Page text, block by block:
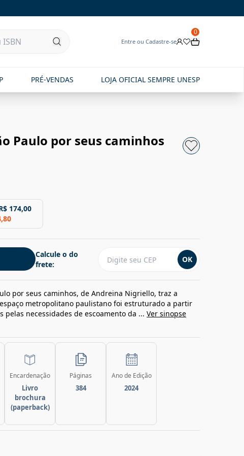
Entre ou Cadastre-se
0
PRÉ-VENDAS LOJA OFICIAL SEMPRE UNESP
Paulo por seus caminhos
174,00
Calcule o do
frete:
OK
por seus caminhos, de Andreina Nigriello, traz a
metropolitano paulistano foi estruturado a partir
pelas necessidades de escoamento da ... Ver sinopse
Encardenação
Livro
brochura
(paperback)
Páginas
384
Ano de Edição
2024